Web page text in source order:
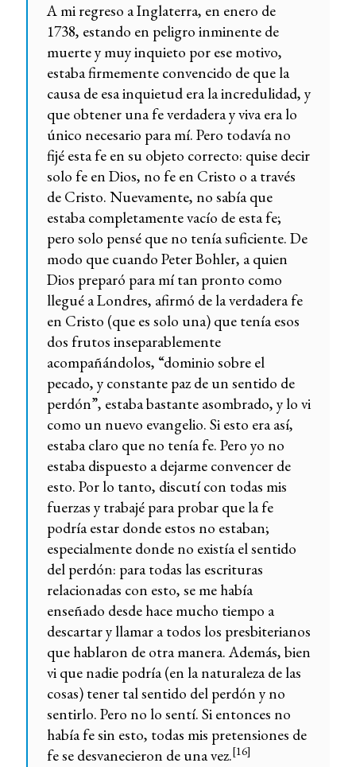
A mi regreso a Inglaterra, en enero de
1738, estando en peligro inminente de
muerte y muy inquieto por ese motivo,
estaba firmemente convencido de que la
causa de esa inquietud era la incredulidad, y
que obtener una fe verdadera y viva era lo
único necesario para mí. Pero todavía no
fijé esta fe en su objeto correcto: quise decir
solo fe en Dios, no fe en Cristo o a través
de Cristo. Nuevamente, no sabía que
estaba completamente vacío de esta fe;
pero solo pensé que no tenía suficiente. De
modo que cuando Peter Bohler, a quien
Dios preparó para mí tan pronto como
llegué a Londres, afirmó de la verdadera fe
en Cristo (que es solo una) que tenía esos
dos frutos inseparablemente
acompañándolos, “dominio sobre el
pecado, y constante paz de un sentido de
perdón”, estaba bastante asombrado, y lo vi
como un nuevo evangelio. Si esto era así,
estaba claro que no tenía fe. Pero yo no
estaba dispuesto a dejarme convencer de
esto. Por lo tanto, discutí con todas mis
fuerzas y trabajé para probar que la fe
podría estar donde estos no estaban;
especialmente donde no existía el sentido
del perdón: para todas las escrituras
relacionadas con esto, se me había
enseñado desde hace mucho tiempo a
descartar y llamar a todos los presbiterianos
que hablaron de otra manera. Además, bien
vi que nadie podría (en la naturaleza de las
cosas) tener tal sentido del perdón y no
sentirlo. Pero no lo sentí. Si entonces no
había fe sin esto, todas mis pretensiones de
fe se desvanecieron de una vez.[16]